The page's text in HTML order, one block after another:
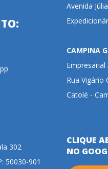
302
50030-901
Avenida
CAMPINA
Empresarial
Rua Vigário
Catolé -
CLIQUE
NO